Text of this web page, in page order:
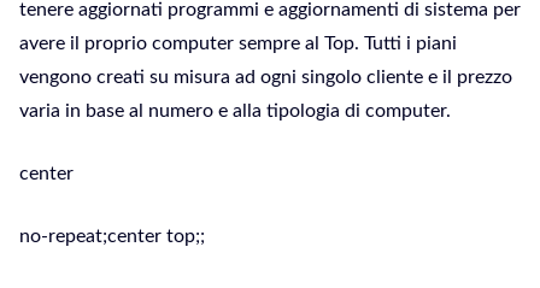
tenere aggiornati programmi e aggiornamenti di sistema per
avere il proprio computer sempre al Top. Tutti i piani
vengono creati su misura ad ogni singolo cliente e il prezzo
varia in base al numero e alla tipologia di computer.
center
no-repeat;center top;;